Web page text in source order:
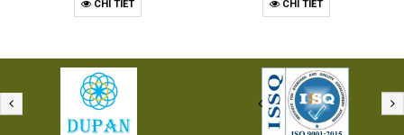
CHI TIẾT CHI TIẾT